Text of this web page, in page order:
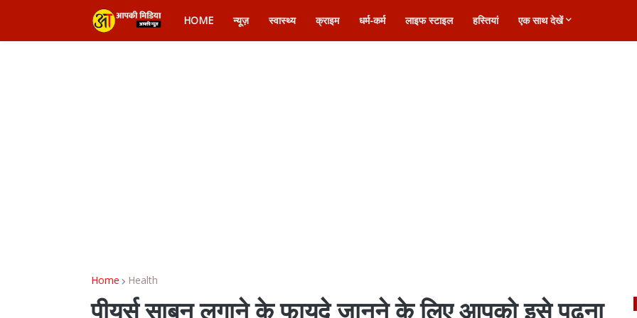
HOME न्यूज़ स्वास्थ्य क्राइम धर्म-कर्म लाइफ स्टाइल हस्तियां एक साथ देखें
Home Health
पीयर्स साबुन लगाने के फायदे जानने के लिए आपको इसे पढ़ना